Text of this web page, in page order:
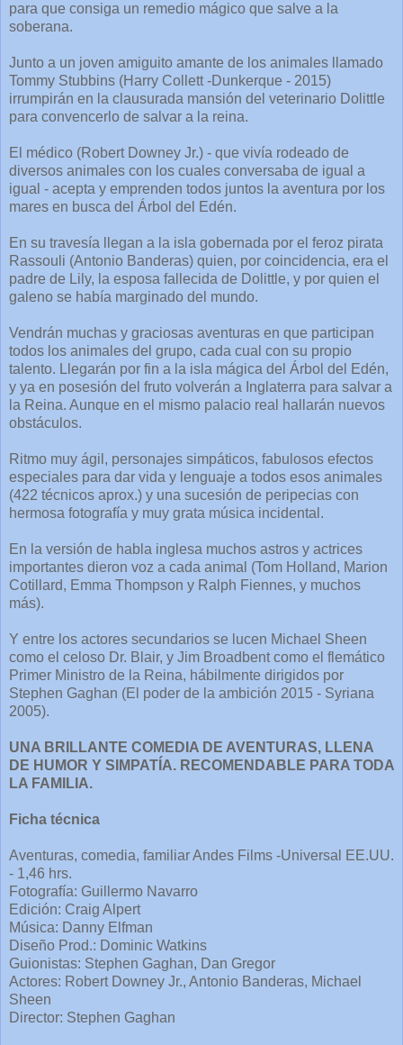
para que consiga un remedio mágico que salve a la
soberana.
Junto a un joven amiguito amante de los animales llamado
Tommy Stubbins (Harry Collett -Dunkerque - 2015)
irrumpirán en la clausurada mansión del veterinario Dolittle
para convencerlo de salvar a la reina.
El médico (Robert Downey Jr.) - que vivía rodeado de
diversos animales con los cuales conversaba de igual a
igual - acepta y emprenden todos juntos la aventura por los
mares en busca del Árbol del Edén.
En su travesía llegan a la isla gobernada por el feroz pirata
Rassouli (Antonio Banderas) quien, por coincidencia, era el
padre de Lily, la esposa fallecida de Dolittle, y por quien el
galeno se había marginado del mundo.
Vendrán muchas y graciosas aventuras en que participan
todos los animales del grupo, cada cual con su propio
talento. Llegarán por fin a la isla mágica del Árbol del Edén,
y ya en posesión del fruto volverán a Inglaterra para salvar a
la Reina. Aunque en el mismo palacio real hallarán nuevos
obstáculos.
Ritmo muy ágil, personajes simpáticos, fabulosos efectos
especiales para dar vida y lenguaje a todos esos animales
(422 técnicos aprox.) y una sucesión de peripecias con
hermosa fotografía y muy grata música incidental.
En la versión de habla inglesa muchos astros y actrices
importantes dieron voz a cada animal (Tom Holland, Marion
Cotillard, Emma Thompson y Ralph Fiennes, y muchos
más).
Y entre los actores secundarios se lucen Michael Sheen
como el celoso Dr. Blair, y Jim Broadbent como el flemático
Primer Ministro de la Reina, hábilmente dirigidos por
Stephen Gaghan (El poder de la ambición 2015 - Syriana
2005).
UNA BRILLANTE COMEDIA DE AVENTURAS, LLENA
DE HUMOR Y SIMPATÍA. RECOMENDABLE PARA TODA
LA FAMILIA.
Ficha técnica
Aventuras, comedia, familiar Andes Films -Universal EE.UU.
- 1,46 hrs.
Fotografía: Guillermo Navarro
Edición: Craig Alpert
Música: Danny Elfman
Diseño Prod.: Dominic Watkins
Guionistas: Stephen Gaghan, Dan Gregor
Actores: Robert Downey Jr., Antonio Banderas, Michael
Sheen
Director: Stephen Gaghan